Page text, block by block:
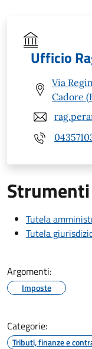
Ufficio
Via
Cadore
Tutela
Tutela
Argomenti:
Imposte
Categorie:
Tributi, finanze e